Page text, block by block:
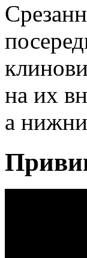
на их
а